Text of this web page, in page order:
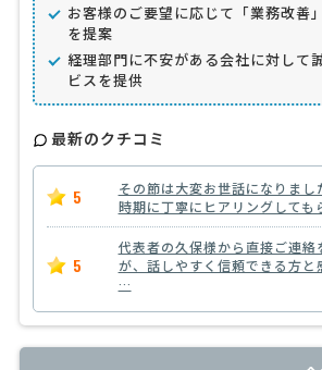
お客様のご要望に応じて「業務改善
を提案
経理部門に不安がある会社に対して
ビスを提供
最新のクチコミ
5
その節は大変お世話になりま
時期に丁寧にヒアリングして
5
代表者の久保様から直接ご連絡
が、話しやすく信頼できる方と
…